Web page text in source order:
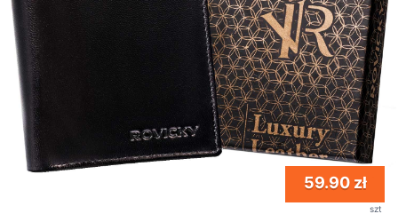
59.90 zł
szt